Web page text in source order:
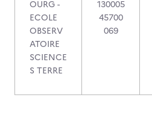
OURG -
ECOLE
OBSERV
ATOIRE
SCIENCE
S TERRE
130005
45700
069